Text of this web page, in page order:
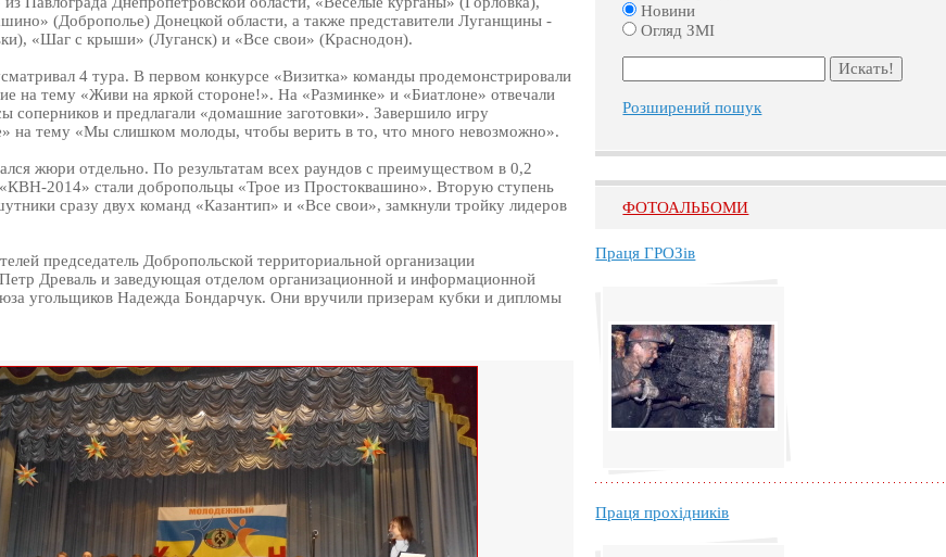
(Доброполье) Донецкой области, а также представители Луганщины -
«Шаг с крыши» (Луганск) и «Все свои» (Краснодон).
4 тура. В первом конкурсе «Визитка» команды продемонстрировали
на тему «Живи на яркой стороне!». На «Разминке» и «Биатлоне» отвечали
соперников и предлагали «домашние заготовки». Завершило игру
на тему «Мы слишком молоды, чтобы верить в то, что много невозможно».
жюри отдельно. По результатам всех раундов с преимуществом в 0,2
2014» стали добропольцы «Трое из Простоквашино». Вторую ступень
сразу двух команд «Казантип» и «Все свои», замкнули тройку лидеров
председатель Добропольской территориальной организации
Древаль и заведующая отделом организационной и информационной
угольщиков Надежда Бондарчук. Они вручили призерам кубки и дипломы
Новини
Огляд ЗМІ
Розширений пошук
ФОТОАЛЬБОМИ
Праця ГРОЗів
Праця прохідників